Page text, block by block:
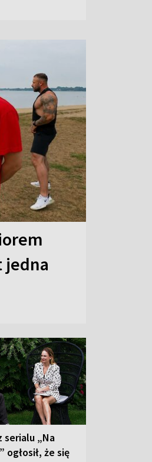
jedna
serialu „Na
ogłosił, że się